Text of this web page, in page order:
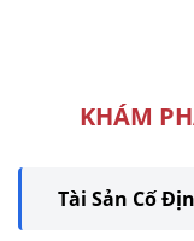
KHÁM
Tài Sản Cố